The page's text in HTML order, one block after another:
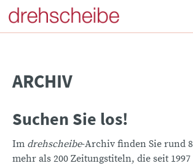
ARCHIV
Suchen Sie los!
Im drehscheibe-Archiv finden Sie rund
mehr als 200 Zeitungstiteln, die seit